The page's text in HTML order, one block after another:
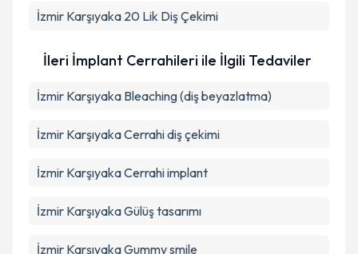
İzmir Karşıyaka 20 Lik Diş Çekimi
İleri İmplant Cerrahileri ile İlgili Tedaviler
İzmir Karşıyaka Bleaching (diş beyazlatma)
İzmir Karşıyaka Cerrahi diş çekimi
İzmir Karşıyaka Cerrahi implant
İzmir Karşıyaka Gülüş tasarımı
İzmir Karşıyaka Gummy smile